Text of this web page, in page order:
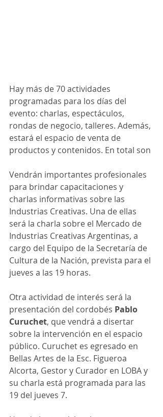
Hay más de 70 actividades
programadas para los días del
evento: charlas, espectáculos,
rondas de negocio, talleres. Además,
estará el espacio de venta de
productos y contenidos. En total son
Vendrán importantes profesionales
para brindar capacitaciones y
charlas informativas sobre las
Industrias Creativas. Una de ellas
será la charla sobre el Mercado de
Industrias Creativas Argentinas, a
cargo del Equipo de la Secretaría de
Cultura de la Nación, prevista para el
jueves a las 19 horas.
Otra actividad de interés será la
presentación del cordobés Pablo
Curuchet, que vendrá a disertar
sobre la intervención en el espacio
público. Curuchet es egresado en
Bellas Artes de la Esc. Figueroa
Alcorta, Gestor y Curador en LOBA y
su charla está programada para las
19 del jueves 7.